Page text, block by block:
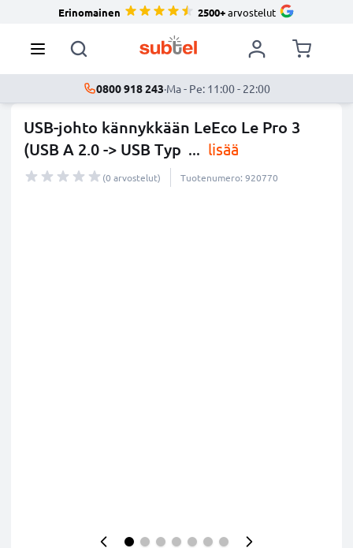
Erinomainen 2500+arvostelut
0800 918 243·Ma - Pe: 11:00 - 22:00
USB-johto kännykkään LeEco Le Pro 3
(USB A 2.0 -> USB Typ ... lisää
(0 arvostelut) Tuotenumero: 920770